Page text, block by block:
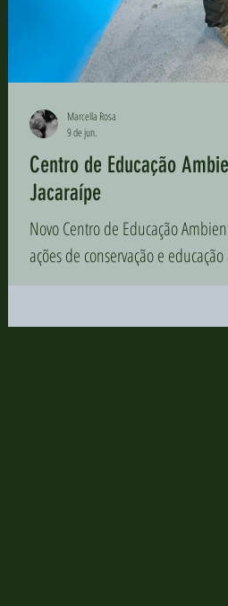
Centro de Educação
Jacaraípe
Novo Centro de Educação
ações de conservação e
Marcella Rosa
9 de jun.